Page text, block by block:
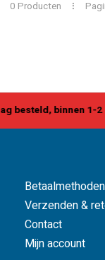
0 Producten
Bestel
Betaalmethoden
Verzenden &
Contact
Mijn account